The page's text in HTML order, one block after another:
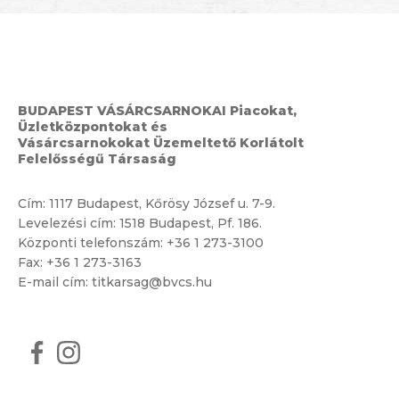
BUDAPEST VÁSÁRCSARNOKAI Piacokat,
Üzletközpontokat és
Vásárcsarnokokat Üzemeltető Korlátolt
Felelősségű Társaság
Cím: 1117 Budapest, Kőrösy József u. 7-9.
Levelezési cím: 1518 Budapest, Pf. 186.
Központi telefonszám: +36 1 273-3100
Fax: +36 1 273-3163
E-mail cím: titkarsag@bvcs.hu